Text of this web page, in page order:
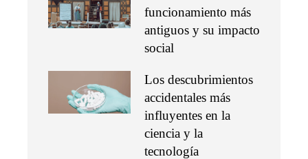
funcionamiento más
antiguos y su impacto
social
Los descubrimientos
accidentales más
influyentes en la
ciencia y la
tecnología